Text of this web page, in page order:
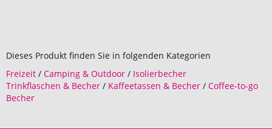
Dieses Produkt finden Sie in folgenden Kategorien
Freizeit / Camping & Outdoor / Isolierbecher
Trinkflaschen & Becher / Kaffeetassen & Becher / Coffee-to-go
Becher